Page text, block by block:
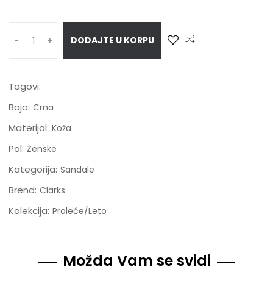
- + DODAJTE U KORPU
Tagovi:
Boja: Crna
Materijal: Koža
Pol: Ženske
Kategorija: Sandale
Brend: Clarks
Kolekcija: Proleće/Leto
Možda Vam se svidi